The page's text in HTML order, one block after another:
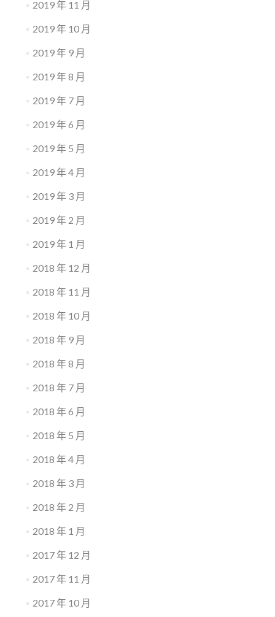
2019 年 11 月
2019 年 10 月
2019 年 9 月
2019 年 8 月
2019 年 7 月
2019 年 6 月
2019 年 5 月
2019 年 4 月
2019 年 3 月
2019 年 2 月
2019 年 1 月
2018 年 12 月
2018 年 11 月
2018 年 10 月
2018 年 9 月
2018 年 8 月
2018 年 7 月
2018 年 6 月
2018 年 5 月
2018 年 4 月
2018 年 3 月
2018 年 2 月
2018 年 1 月
2017 年 12 月
2017 年 11 月
2017 年 10 月